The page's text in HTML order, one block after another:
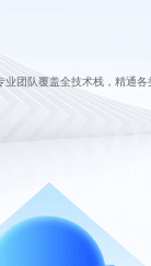
业团队覆盖全技术栈，精通